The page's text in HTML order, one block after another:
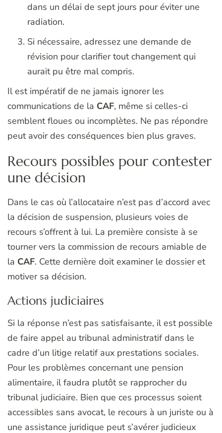
dans un délai de sept jours pour éviter une
radiation.
Si nécessaire, adressez une demande de
révision pour clarifier tout changement qui
aurait pu être mal compris.
Il est impératif de ne jamais ignorer les
communications de la CAF, même si celles-ci
semblent floues ou incomplètes. Ne pas répondre
peut avoir des conséquences bien plus graves.
Recours possibles pour contester
une décision
Dans le cas où l’allocataire n’est pas d’accord avec
la décision de suspension, plusieurs voies de
recours s’offrent à lui. La première consiste à se
tourner vers la commission de recours amiable de
la CAF. Cette dernière doit examiner le dossier et
motiver sa décision.
Actions judiciaires
Si la réponse n’est pas satisfaisante, il est possible
de faire appel au tribunal administratif dans le
cadre d’un litige relatif aux prestations sociales.
Pour les problèmes concernant une pension
alimentaire, il faudra plutôt se rapprocher du
tribunal judiciaire. Bien que ces processus soient
accessibles sans avocat, le recours à un juriste ou à
une assistance juridique peut s’avérer judicieux